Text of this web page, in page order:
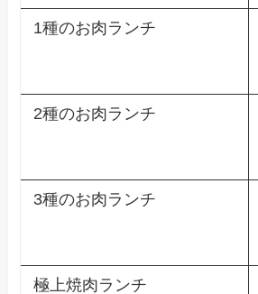
1種のお肉ランチ
2種のお肉ランチ
3種のお肉ランチ
極上焼肉ランチ